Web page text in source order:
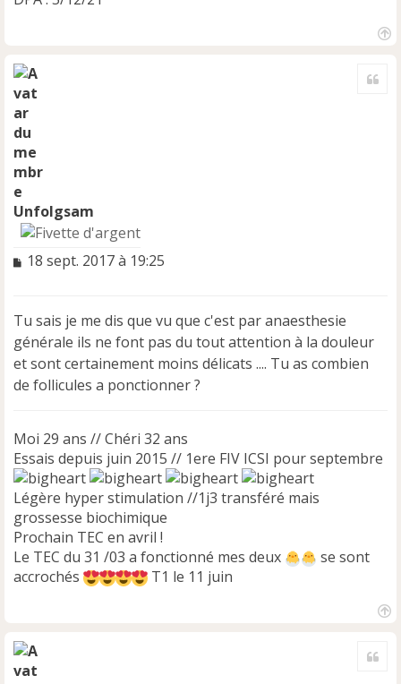
Unfolgsam
M
a
g
e
n
o
l
u
18 sept. 2017 à 19:25
Tu sais je me dis que vu que c'est par anaesthesie
générale ils ne font pas du tout attention à la douleur
et sont certainement moins délicats .... Tu as combien
de follicules a ponctionner ?
Moi 29 ans // Chéri 32 ans
Essais depuis juin 2015 // 1ere FIV ICSI pour septembre
Légère hyper stimulation //1j3 transféré mais
grossesse biochimique
Prochain TEC en avril !
Le TEC du 31 /03 a fonctionné mes deux
se sont
accrochés
T1 le 11 juin